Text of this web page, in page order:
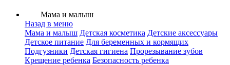
Мама и малыш
Назад в меню
Мама и малыш Детская косметика Детские аксессуары
Детское питание Для беременных и кормящих
Подгузники Детская гигиена Прорезывание зубов
Крещение ребенка Безопасность ребенка